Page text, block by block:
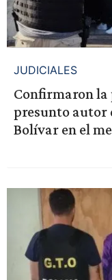
JUDICIALES
Confirmaron
presunto autor
Bolívar en el